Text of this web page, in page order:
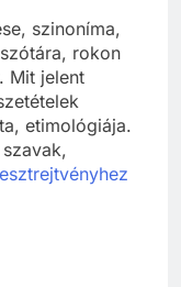
szinoníma,
rokon
Mit jelent
etimológiája.